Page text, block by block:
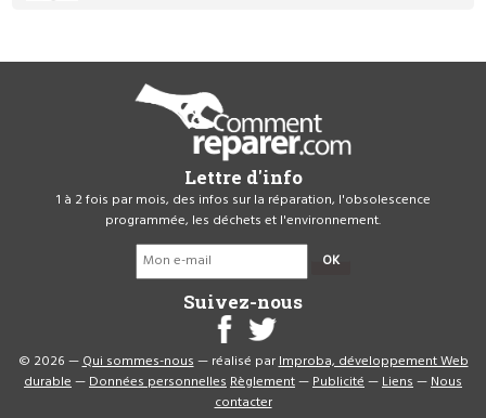
Lettre d'info
1 à 2 fois par mois, des infos sur la réparation, l'obsolescence
programmée, les déchets et l'environnement.
OK
Suivez-nous
© 2026 —Qui sommes-nous— réalisé parImproba, développement Web
durable—Données personnellesRèglement—Publicité—Liens—Nous
contacter